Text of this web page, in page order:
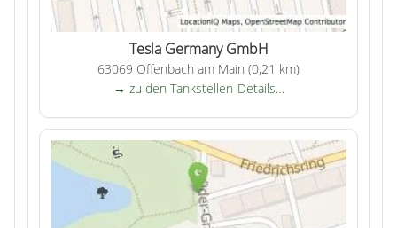
Tesla Germany GmbH
63069 Offenbach am Main (0,21 km)
→ zu den Tankstellen-Details…